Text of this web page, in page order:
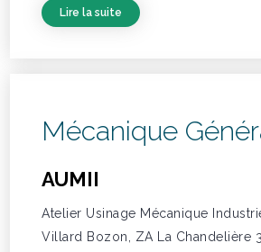
Lire la suite
Mécanique
AUMII
Atelier Usinage Mécanique
Villard Bozon, ZA La Chandelière